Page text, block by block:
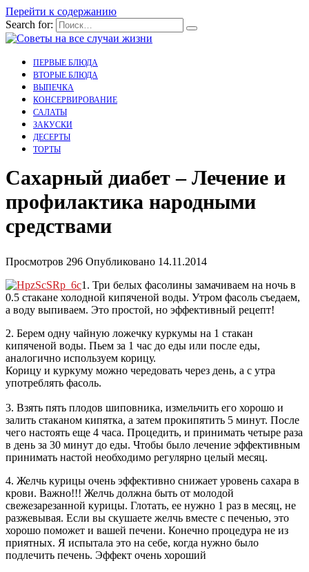
Перейти к содержанию
Search for:
ПЕРВЫЕ БЛЮДА
ВТОРЫЕ БЛЮДА
ВЫПЕЧКА
КОНСЕРВИРОВАНИЕ
САЛАТЫ
ЗАКУСКИ
ДЕСЕРТЫ
ТОРТЫ
Сахарный диабет – Лечение и
профилактика народными
средствами
Просмотров 296 Опубликовано 14.11.2014
1. Три белых фасолины замачиваем на ночь в
0.5 стакане холодной кипяченой воды. Утром фасоль съедаем,
а воду выпиваем. Это простой, но эффективный рецепт!
2. Берем одну чайную ложечку куркумы на 1 стакан
кипяченой воды. Пьем за 1 час до еды или после еды,
аналогично используем корицу.
Корицу и куркуму можно чередовать через день, а с утра
употреблять фасоль.
3. Взять пять плодов шиповника, измельчить его хорошо и
залить стаканом кипятка, а затем прокипятить 5 минут. После
чего настоять еще 4 часа. Процедить, и принимать четыре раза
в день за 30 минут до еды. Чтобы было лечение эффективным
принимать настой необходимо регулярно целый месяц.
4. Желчь курицы очень эффективно снижает уровень сахара в
крови. Важно!!! Желчь должна быть от молодой
свежезарезанной курицы. Глотать, ее нужно 1 раз в месяц, не
разжевывая. Если вы скушаете желчь вместе с печенью, это
хорошо поможет и вашей печени. Конечно процедура не из
приятных. Я испытала это на себе, когда нужно было
подлечить печень. Эффект очень хороший